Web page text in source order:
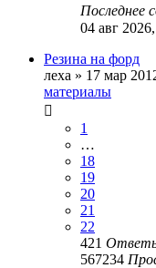
Последнее
04 авг
Резина на форд
леха » 17 мар
материалы
1
…
18
19
20
21
22
421
567234